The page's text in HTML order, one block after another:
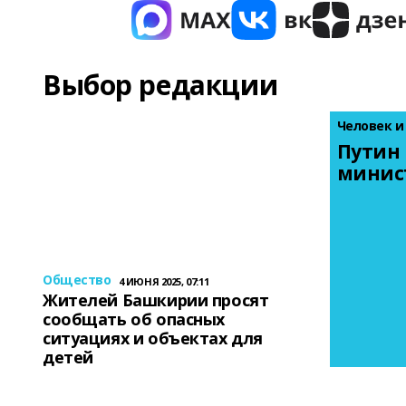
Выбор редакции
Общество 4 ИЮНЯ 2025, 07:11
Жителей Башкирии просят
сообщать об опасных
ситуациях и объектах для
детей
Человек
Путин